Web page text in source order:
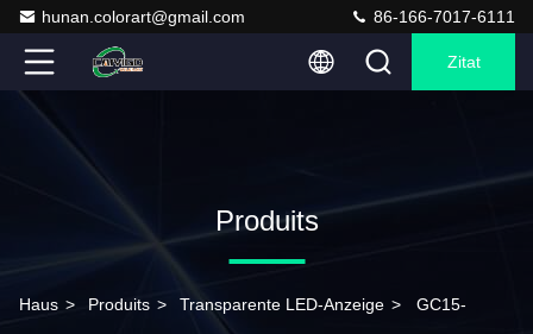
hunan.colorart@gmail.com 86-166-7017-6111
Zitat
Produits
Haus > Produits > Transparente LED-Anzeige > GC15-